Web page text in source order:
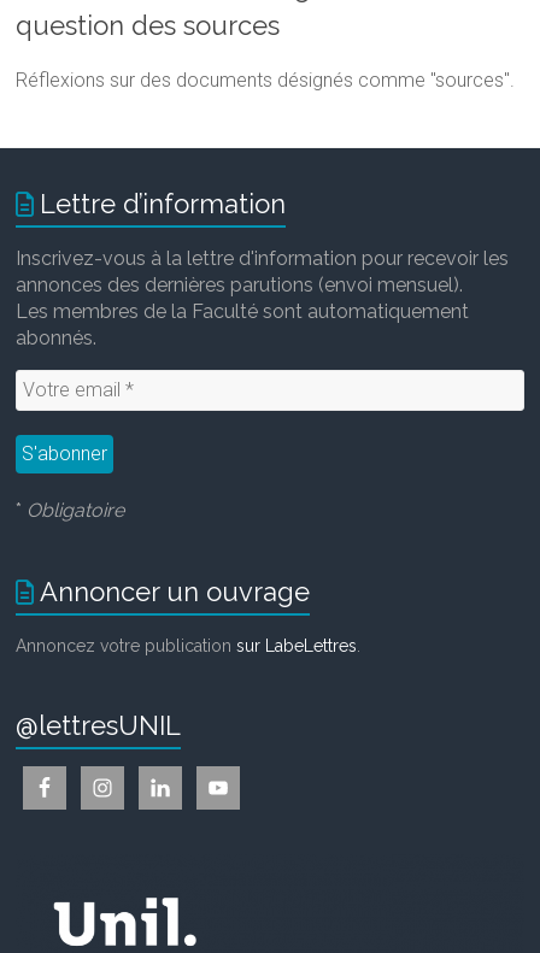
question des sources
Réflexions sur des documents désignés comme "sources".
Lettre d’information
Inscrivez-vous à la lettre d'information pour recevoir les
annonces des dernières parutions (envoi mensuel).
Les membres de la Faculté sont automatiquement
abonnés.
* Obligatoire
Annoncer un ouvrage
Annoncez votre publicationsur LabeLettres
@lettresUNIL